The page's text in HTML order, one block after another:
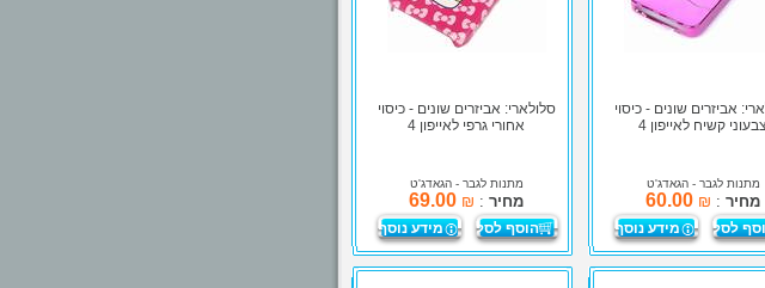
אביזרים שונים - כיסוי
צבעוני קשיח לאייפון 4
מתנות לגבר - הגאדג'ט
מחיר :
₪
60.00
לסל מידע נוסף
סלולארי: אביזרים שונים - כיסוי
אחורי גרפי לאייפון 4
מתנות לגבר - הגאדג'ט
מחיר :
₪
69.00
הוסף לסל מידע נוסף